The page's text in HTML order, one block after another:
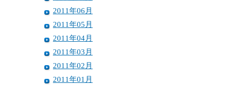
2011年06月
2011年05月
2011年04月
2011年03月
2011年02月
2011年01月